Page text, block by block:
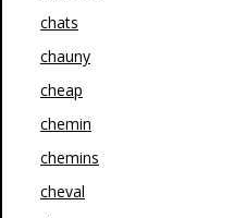
chats
chauny
cheap
chemin
chemins
cheval